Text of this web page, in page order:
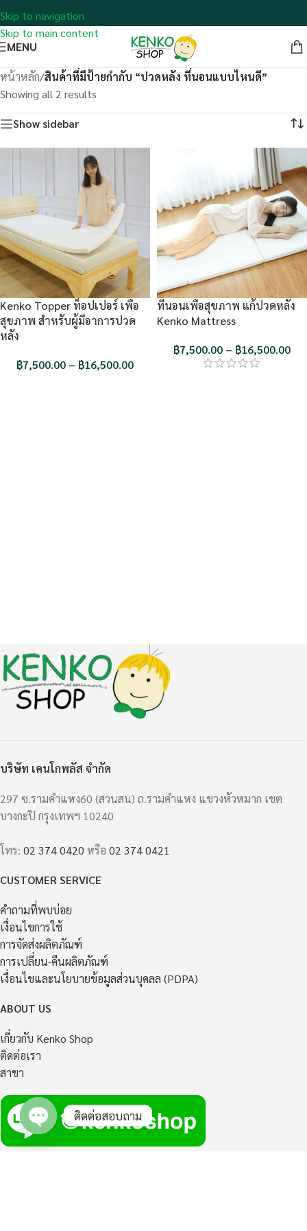
Skip to navigation
Skip to main content
MENU
หน้าหลัก/สินค้าที่มีป้ายกำกับ “ปวดหลัง ที่นอนแบบไหนดี”
Showing all 2 results
Show sidebar
Kenko Topper ท็อปเปอร์ เพื่อ
สุขภาพ สำหรับผู้มีอาการปวด
หลัง
฿7,500.00 – ฿16,500.00
ที่นอนเพื่อสุขภาพ แก้ปวดหลัง
Kenko Mattress
฿7,500.00 – ฿16,500.00
บริษัท เคนโกพลัส จำกัด
297 ซ.รามคำแหง60 (สวนสน) ถ.รามคำแหง แขวงหัวหมาก เขต
บางกะปิ กรุงเทพฯ 10240
โทร: 02 374 0420 หรือ 02 374 0421
CUSTOMER SERVICE
คำถามที่พบบ่อย
เงื่อนไขการใช้
การจัดส่งผลิตภัณฑ์
การเปลี่ยน-คืนผลิตภัณฑ์
เงื่อนไขและนโยบายข้อมูลส่วนบุคลล (PDPA)
ABOUT US
เกี่ยวกับ Kenko Shop
ติดต่อเรา
สาขา
ติดต่อสอบถาม